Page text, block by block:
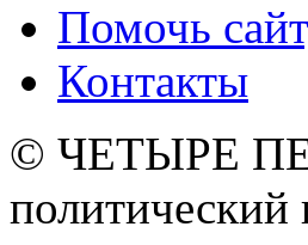
Помочь
Контакты
© ЧЕТЫРЕ
политический